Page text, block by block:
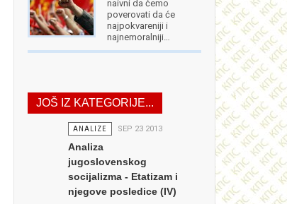
naivni da ćemo
poverovati da će
najpokvareniji i
najnemoralniji…
JOŠ IZ KATEGORIJE...
ANALIZE SEP 23 2013
Analiza
jugoslovenskog
socijalizma - Etatizam i
njegove posledice (IV)